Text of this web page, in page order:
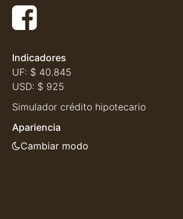
Indicadores
UF: $ 40.845
USD: $ 925
Simulador crédito hipotecario
Apariencia
Cambiar modo